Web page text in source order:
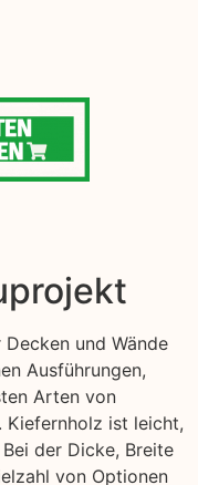
und Wände
Ausführungen,
Arten von
Kiefernholz ist leicht,
der Dicke, Breite
von Optionen